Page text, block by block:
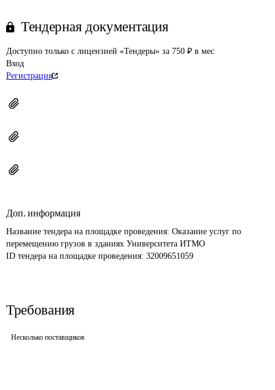
Тендерная документация
Доступно только с лицензией «Тендеры» за 750 ₽ в мес
Вход
Регистрация
Доп. информация
Название тендера на площадке проведения: Оказание услуг по
перемещению грузов в зданиях Университета ИТМО
ID тендера на площадке проведения: 32009651059
Требования
Несколько поставщиков